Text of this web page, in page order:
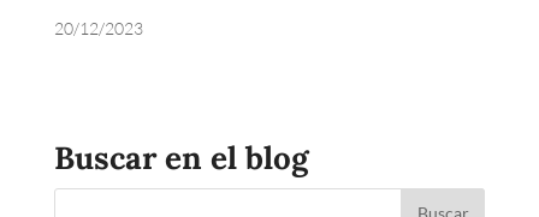
20/12/2023
Buscar en el blog